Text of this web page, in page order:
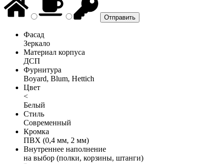
Фасад
Зеркало
Материал корпуса
ДСП
Фурнитура
Boyard, Blum, Hettich
Цвет
<
Белый
Стиль
Современный
Кромка
ПВХ (0,4 мм, 2 мм)
Внутреннее наполнение
на выбор (полки, корзины, штанги)